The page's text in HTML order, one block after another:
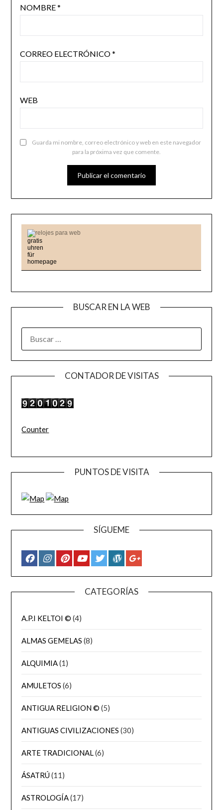
NOMBRE*
CORREO ELECTRÓNICO*
WEB
Guarda mi nombre, correo electrónico y web en este navegador
para la próxima vez que comente.
relojes para web
BUSCAR EN LA WEB
CONTADOR DE VISITAS
Counter
PUNTOS DE VISITA
SÍGUEME
CATEGORÍAS
A.P.I KELTOI © (4)
ALMAS GEMELAS (8)
ALQUIMIA(1)
AMULETOS (6)
ANTIGUA RELIGION © (5)
ANTIGUAS CIVILIZACIONES (30)
ARTE TRADICIONAL(6)
ÁSATRÚ(11)
ASTROLOGÍA(17)